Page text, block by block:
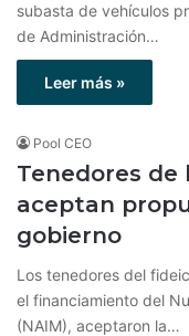
subasta de vehículos
de Administración…
Leer más »
Pool CEO
Tenedores de
aceptan
gobierno
Los tenedores del
el financiamiento del
(NAIM), aceptaron la…